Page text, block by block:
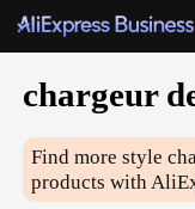
chargeur
Find more style
products with